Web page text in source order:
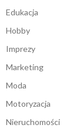
Edukacja
Hobby
Imprezy
Marketing
Moda
Motoryzacja
Nieruchomości